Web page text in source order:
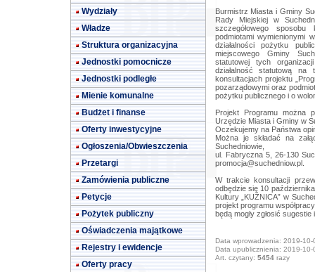
Wydziały
Władze
Struktura organizacyjna
Jednostki pomocnicze
Jednostki podległe
Mienie komunalne
Budżet i finanse
Oferty inwestycyjne
Ogłoszenia/Obwieszczenia
Przetargi
Zamówienia publiczne
Petycje
Pożytek publiczny
Oświadczenia majątkowe
Rejestry i ewidencje
Oferty pracy
Burmistrz Miasta i Gminy
Rady Miejskiej w
szczegółowego
podmiotami
działalności pożytku
miejscowego Gminy
statutowej tych
działalność statutową
konsultacjach projektu
pozarządowymi oraz
pożytku publicznego i o
Projekt Programu można
Urzędzie Miasta i Gminy w
Oczekujemy na Państwa
Można je składać na
Suchedniowie,
ul. Fabryczna 5, 26-130
promocja@suchedniow.pl.
W trakcie konsultacji
odbędzie się 10
Kultury „KUŹNICA” w
projekt programu
będą mogły zgłosić
Data wprowadzenia: 2019-10-
Data upublicznienia: 2019-10-
Art. czytany: 5454razy